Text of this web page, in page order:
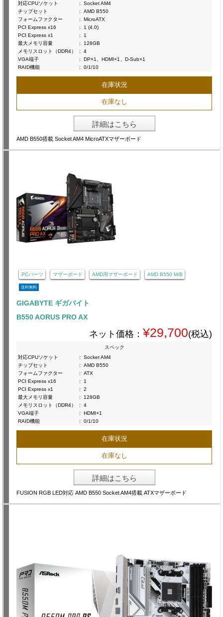
対応CPUソケット
:
Socket AM4
チップセット
:
AMD B550
フォームファクター
:
MicroATX
PCI Express x16
:
1 (4.0)
PCI Express x1
:
1
最大メモリ容量
:
128GB
メモリスロット（DDR4）
:
4
VGA端子
:
DP×1、HDMI×1、D-Sub×1
RAID機能
: 0/1/10
在庫状況
在庫なし
詳細はこちら
AMD B550搭載 Socket AM4 MicroATXマザーボード
PCパーツ マザーボード AMD用マザーボード AMD B550 M/B
送料無料
GIGABYTE ギガバイト
B550 AORUS PRO AX
ネット価格： ¥29,700(税込)
スペック
対応CPUソケット
:
Socket AM4
チップセット
:
AMD B550
フォームファクター
:
ATX
PCI Express x16
:
1
PCI Express x1
:
2
最大メモリ容量
:
128GB
メモリスロット（DDR4）
:
4
VGA端子
:
HDMI×1
RAID機能
: 0/1/10
在庫状況
在庫なし
詳細はこちら
FUSION RGB LED対応 AMD B550 Socket AM4搭載 ATXマザーボード